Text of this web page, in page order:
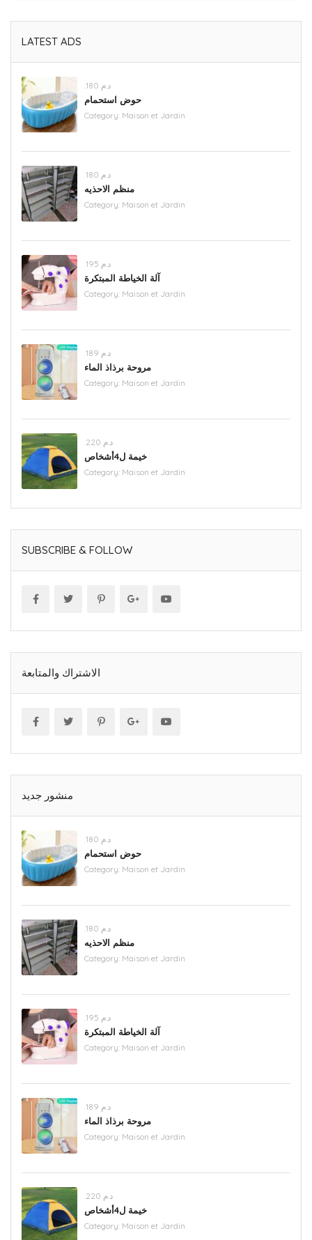
LATEST ADS
.د.م 180
حوض استحمام
Category: Maison et Jardin
.د.م 180
منظم الاحذيه
Category: Maison et Jardin
.د.م 195
آلة الخياطة المبتكرة
Category: Maison et Jardin
.د.م 189
مروحة برذاذ الماء
Category: Maison et Jardin
.د.م 220
خيمة ل4أشخاص
Category: Maison et Jardin
SUBSCRIBE & FOLLOW
الاشتراك والمتابعة
منشور جديد
.د.م 180
حوض استحمام
Category: Maison et Jardin
.د.م 180
منظم الاحذيه
Category: Maison et Jardin
.د.م 195
آلة الخياطة المبتكرة
Category: Maison et Jardin
.د.م 189
مروحة برذاذ الماء
Category: Maison et Jardin
.د.م 220
خيمة ل4أشخاص
Category: Maison et Jardin